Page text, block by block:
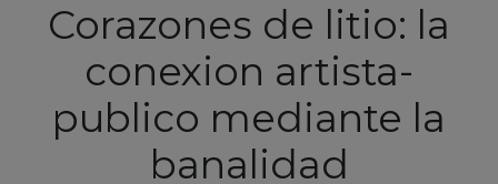
Corazones de litio: la
conexion artista-
publico mediante la
banalidad